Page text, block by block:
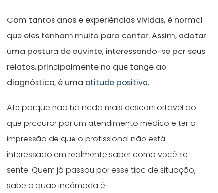
Com tantos anos e experiências vividas, é normal
que eles tenham muito para contar. Assim, adotar
uma postura de ouvinte, interessando-se por seus
relatos, principalmente no que tange ao
diagnóstico, é uma atitude positiva.
Até porque não há nada mais desconfortável do
que procurar por um atendimento médico e ter a
impressão de que o profissional não está
interessado em realmente saber como você se
sente. Quem já passou por esse tipo de situação,
sabe o quão incômoda é.